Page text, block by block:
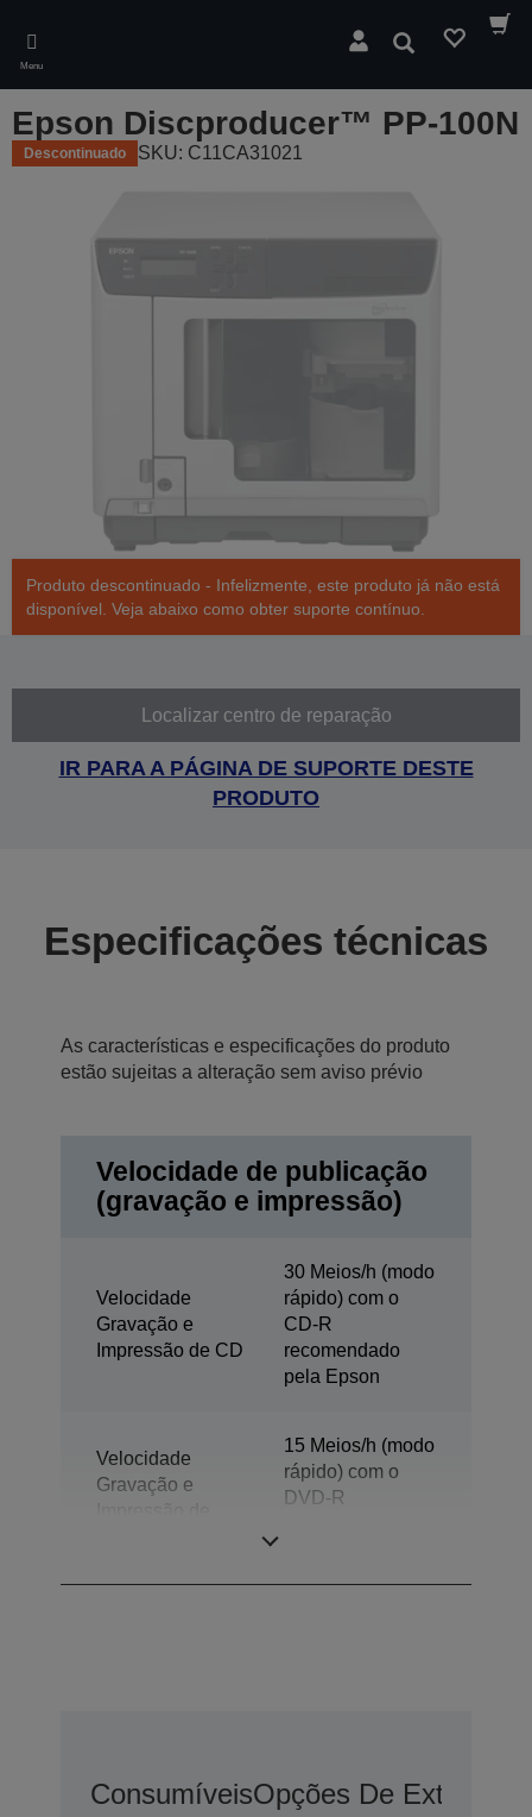
main
content
Menu
Pesquisar
Epson Discproducer™ PP-100N
Descontinuado SKU: C11CA31021
Produto descontinuado - Infelizmente, este produto já não está
disponível. Veja abaixo como obter suporte contínuo.
Localizar centro de reparação
IR PARA A PÁGINA DE SUPORTE DESTE
PRODUTO
Especificações técnicas
As características e especificações do produto
estão sujeitas a alteração sem aviso prévio
Velocidade de publicação
(gravação e impressão)
Velocidade
Gravação e
Impressão de CD
30 Meios/h (modo
rápido) com o
CD-R
recomendado
pela Epson
Velocidade
Gravação e
15 Meios/h (modo
rápido) com o
DVD-R
ConsumíveisOpções De